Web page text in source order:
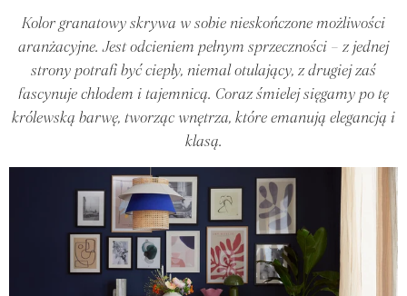
Kolor granatowy skrywa w sobie nieskończone możliwości
aranżacyjne. Jest odcieniem pełnym sprzeczności – z jednej
strony potrafi być ciepły, niemal otulający, z drugiej zaś
fascynuje chłodem i tajemnicą. Coraz śmielej sięgamy po tę
królewską barwę, tworząc wnętrza, które emanują elegancją i
klasą.